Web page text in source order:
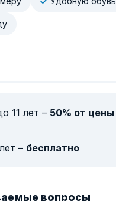
11 лет – 50% от цены
– бесплатно
вопросы